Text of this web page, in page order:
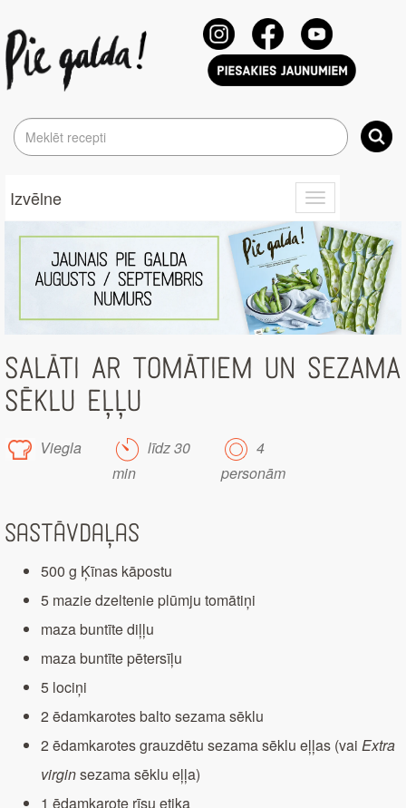
Toggle
navigation
Izvēlne
SALĀTI AR TOMĀTIEM UN SEZAMA
SĒKLU EĻĻU
Viegla
līdz 30
min
4
personām
Sastāvdaļas
500 g Ķīnas kāpostu
5 mazie dzeltenie plūmju tomātiņi
maza buntīte diļļu
maza buntīte pētersīļu
5 lociņi
2 ēdamkarotes balto sezama sēklu
2 ēdamkarotes grauzdētu sezama sēklu eļļas (vai Extra
virginsezama sēklu eļļa)
1 ēdamkarote rīsu etiķa